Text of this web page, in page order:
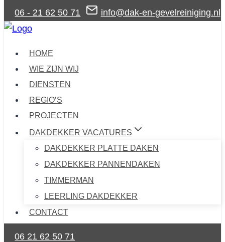
naar
inhoud
06 - 21 62 50 71 info@dak-en-gevelreiniging.nl
HOME
WIE ZIJN WIJ
DIENSTEN
REGIO’S
PROJECTEN
DAKDEKKER VACATURES
DAKDEKKER PLATTE DAKEN
DAKDEKKER PANNENDAKEN
TIMMERMAN
LEERLING DAKDEKKER
CONTACT
06 21 62 50 71